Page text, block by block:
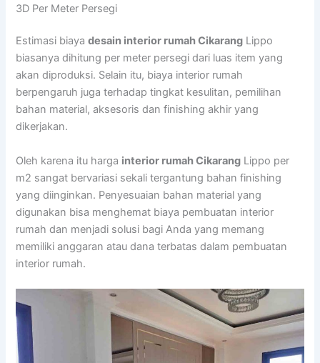
3D Per Meter Persegi
Estimasi biayadesain interior rumah Cikarang Lippo
biasanya dihitung per meter persegi dari luas item yang
akan diproduksi. Selain itu, biaya interior rumah
berpengaruh juga terhadap tingkat kesulitan, pemilihan
bahan material, aksesoris dan finishing akhir yang
dikerjakan.
Oleh karena itu harga interior rumah Cikarang Lippo per
m2 sangat bervariasi sekali tergantung bahan finishing
yang diinginkan. Penyesuaian bahan material yang
digunakan bisa menghemat biaya pembuatan interior
rumah dan menjadi solusi bagi Anda yang memang
memiliki anggaran atau dana terbatas dalam pembuatan
interior rumah.